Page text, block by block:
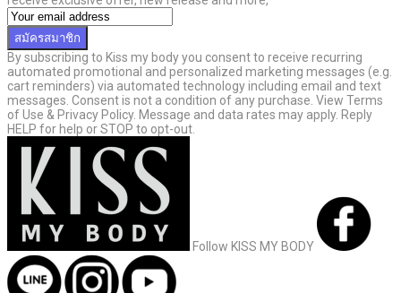
สมัครสมาชิก
By subscribing to Kiss my body you consent to receive recurring
automated promotional and personalized marketing messages (e.g.
cart reminders) via automated technology including email and text
messages. Consent is not a condition of any purchase. View Terms
of Use & Privacy Policy. Message and data rates may apply. Reply
HELP for help or STOP to opt-out.
Follow KISS MY BODY